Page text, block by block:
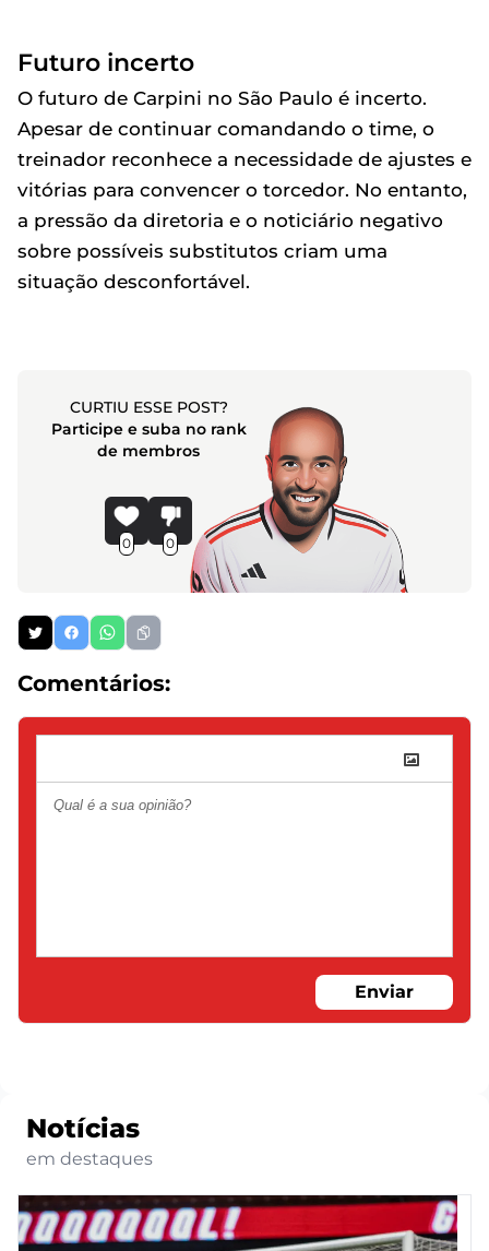
Futuro incerto
O futuro de Carpini no São Paulo é incerto.
Apesar de continuar comandando o time, o
treinador reconhece a necessidade de ajustes e
vitórias para convencer o torcedor. No entanto,
a pressão da diretoria e o noticiário negativo
sobre possíveis substitutos criam uma
situação desconfortável.
CURTIU ESSE POST?
Participe e suba no rank
de membros
0 0
Comentários:
Enviar
Notícias
em destaques